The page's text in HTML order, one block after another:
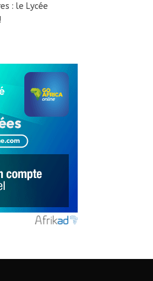
: le Lycée